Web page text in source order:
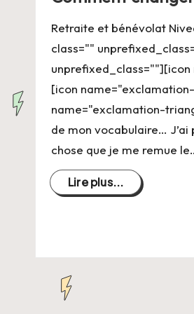
C
h
a
n
g
e
r
a
V
Retraite et bénévolat
class=""
[icon
name="exclamation-
de mon vocabulaire… J’ai
chose que je me remue
Lire plus...